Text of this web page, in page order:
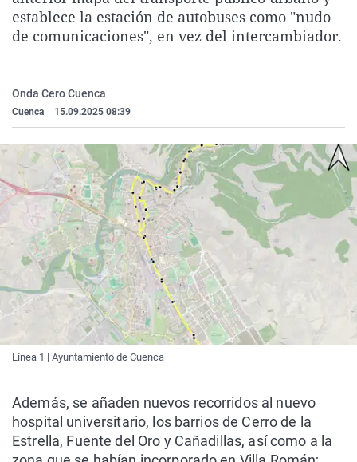
La rosa de los vientos
Gente viajera
Caso
Retornados
Extremadura
Galicia
País Vasco
Virales
Televisión
establece la estación de autobuses como "nudo
de comunicaciones", en vez del intercambiador.
Onda Cero Cuenca
Cuenca 15.09.2025 08:39
Línea 1 | Ayuntamiento de Cuenca
Además, se añaden nuevos recorridos al nuevo
hospital universitario, los barrios de Cerro de la
Estrella, Fuente del Oro y Cañadillas, así como a la